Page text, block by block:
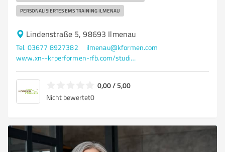
PERSONALISIERTES EMS TRAINING ILMENAU
Lindenstraße 5, 98693 Ilmenau
Tel. 03677 8927382
ilmenau@kformen.com
www.xn--krperformen-rfb.com/studios/ems-training-ilmenau/
0,00 / 5,00
Nicht bewertet0